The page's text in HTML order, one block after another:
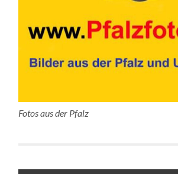
Fotos aus der Pfalz